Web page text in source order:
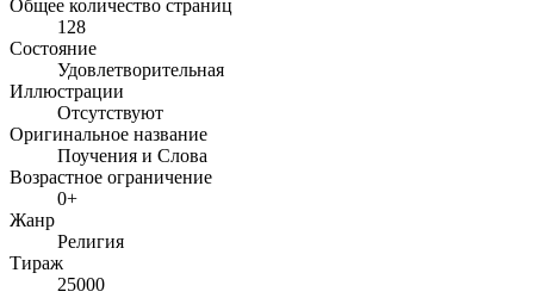
Общее количество страниц
128
Состояние
Удовлетворительная
Иллюстрации
Отсутствуют
Оригинальное название
Поучения и Слова
Возрастное ограничение
0+
Жанр
Религия
Тираж
25000